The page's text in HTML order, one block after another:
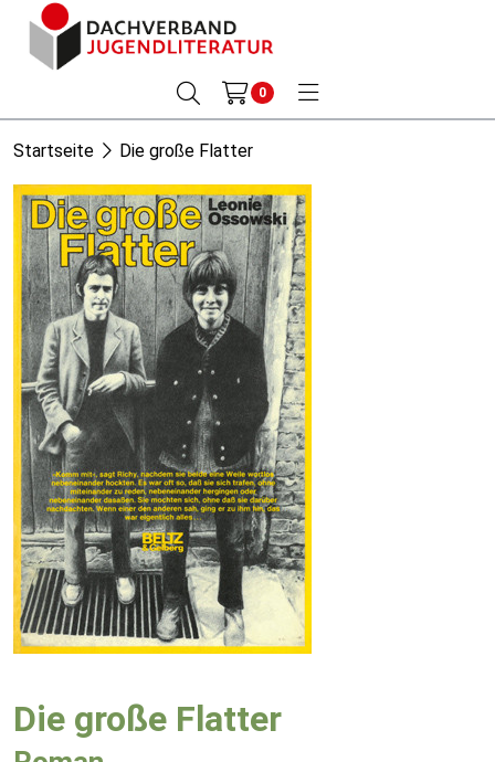
0
Startseite Die große Flatter
Die große Flatter